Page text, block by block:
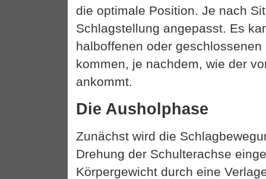
die optimale Position. Je nach
Schlagstellung angepasst. Es
halboffenen oder
kommen, je nachdem, wie der
ankommt.
Die Ausholphase
Zunächst wird die
Drehung der Schulterachse
Körpergewicht durch eine